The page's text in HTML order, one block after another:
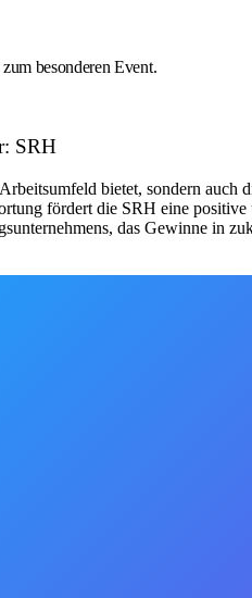
besonderen Event.
SRH
bietet, sondern
fördert die SRH eine
das Gewinne in